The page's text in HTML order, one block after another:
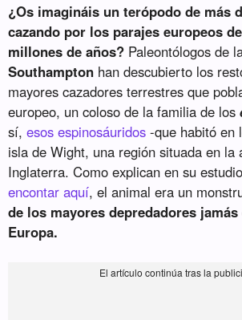
¿Os imagináis un terópodo de más
cazando por los parajes europeos
millones de años? Paleontólogos de
Southampton han descubierto los
mayores cazadores terrestres que
europeo, un coloso de la familia de los
sí,esos espinosáuridos-que habitó en
isla de Wight, una región situada en la
Inglaterra. Como explican en su
encontar aquí, el animal era un
de los mayores depredadores
Europa.